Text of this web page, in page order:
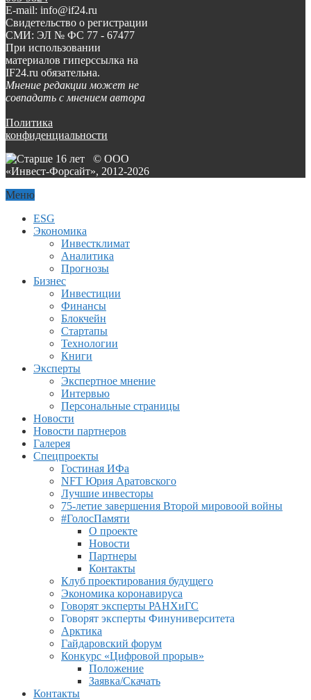
E-mail: info@if24.ru
Свидетельство о регистрации
СМИ: ЭЛ № ФС 77 - 67477
При использовании
материалов гиперссылка на
IF24.ru обязательна.
Мнение редакции может не
совпадать с мнением автора
Политика
конфиденциальности
© ООО
«Инвест-Форсайт», 2012-2026
Меню
ESG
Экономика
Инвестклимат
Аналитика
Прогнозы
Бизнес
Инвестиции
Финансы
Блокчейн
Стартапы
Технологии
Книги
Эксперты
Экспертное мнение
Интервью
Персональные страницы
Новости
Новости партнеров
Галерея
Спецпроекты
Гостиная ИФа
NFT Юрия Аратовского
Лучшие инвесторы
75-летие завершения Второй мировоой войны
#ГолосПамяти
О проекте
Новости
Партнеры
Контакты
Клуб проектирования будущего
Экономика коронавируса
Говорят эксперты РАНХиГС
Говорят эксперты Финуниверситета
Арктика
Гайдаровский форум
Конкурс «Цифровой прорыв»
Положение
Заявка/Скачать
Контакты